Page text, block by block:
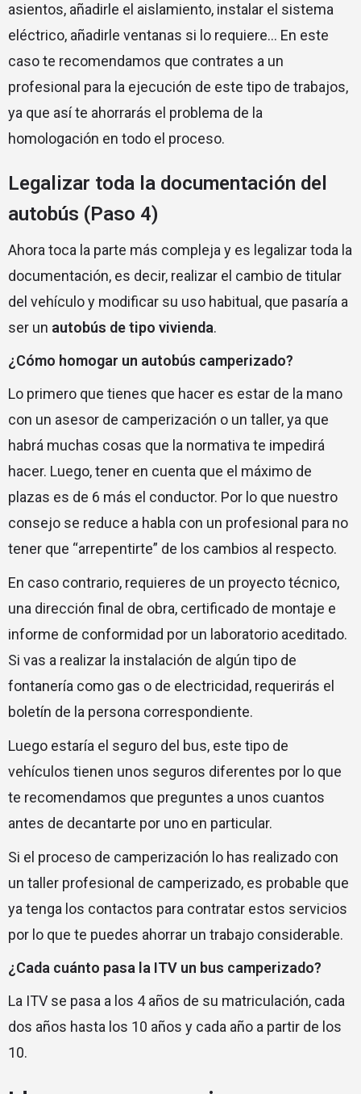
asientos, añadirle el aislamiento, instalar el sistema
eléctrico, añadirle ventanas si lo requiere… En este
caso te recomendamos que contrates a un
profesional para la ejecución de este tipo de trabajos,
ya que así te ahorrarás el problema de la
homologación en todo el proceso.
Legalizar toda la documentación del
autobús (Paso 4)
Ahora toca la parte más compleja y es legalizar toda la
documentación, es decir, realizar el cambio de titular
del vehículo y modificar su uso habitual, que pasaría a
ser un autobús de tipo vivienda.
¿Cómo homogar un autobús camperizado?
Lo primero que tienes que hacer es estar de la mano
con un asesor de camperización o un taller, ya que
habrá muchas cosas que la normativa te impedirá
hacer. Luego, tener en cuenta que el máximo de
plazas es de 6 más el conductor. Por lo que nuestro
consejo se reduce a habla con un profesional para no
tener que “arrepentirte” de los cambios al respecto.
En caso contrario, requieres de un proyecto técnico,
una dirección final de obra, certificado de montaje e
informe de conformidad por un laboratorio aceditado.
Si vas a realizar la instalación de algún tipo de
fontanería como gas o de electricidad, requerirás el
boletín de la persona correspondiente.
Luego estaría el seguro del bus, este tipo de
vehículos tienen unos seguros diferentes por lo que
te recomendamos que preguntes a unos cuantos
antes de decantarte por uno en particular.
Si el proceso de camperización lo has realizado con
un taller profesional de camperizado, es probable que
ya tenga los contactos para contratar estos servicios
por lo que te puedes ahorrar un trabajo considerable.
¿Cada cuánto pasa la ITV un bus camperizado?
La ITV se pasa a los 4 años de su matriculación, cada
dos años hasta los 10 años y cada año a partir de los
10.